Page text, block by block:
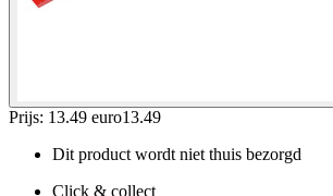
Prijs: 13.49 euro13.49
Dit product wordt niet thuis bezorgd
Click & collect